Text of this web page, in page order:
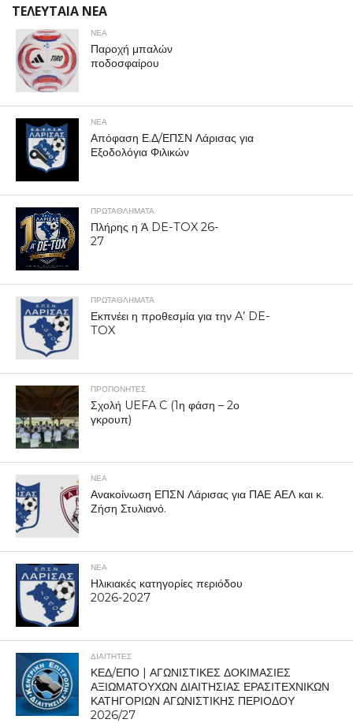
ΤΕΛΕΥΤΑΙΑ ΝΕΑ
ΝΕΑ
Παροχή μπαλών
ποδοσφαίρου
ΝΕΑ
Απόφαση Ε.Δ/ΕΠΣΝ Λάρισας για
Εξοδολόγια Φιλικών
ΠΡΩΤΑΘΛΉΜΑΤΑ
Πλήρης η Ά DE-TOX 26-
27
ΠΡΩΤΑΘΛΉΜΑΤΑ
Εκπνέει η προθεσμία για την A’ DE-
TOX
ΠΡΟΠΟΝΗΤΈΣ
Σχολή UEFA C (1η φάση – 2ο
γκρουπ)
ΝΕΑ
Ανακοίνωση ΕΠΣΝ Λάρισας για ΠΑΕ ΑΕΛ και κ.
Ζήση Στυλιανό.
ΝΕΑ
Ηλικιακές κατηγορίες περιόδου
2026-2027
ΔΙΑΙΤΗΤΕΣ
ΚΕΔ/ΕΠΟ | ΑΓΩΝΙΣΤΙΚΕΣ ΔΟΚΙΜΑΣΙΕΣ
ΑΞΙΩΜΑΤΟΥΧΩΝ ΔΙΑΙΤΗΣΙΑΣ ΕΡΑΣΙΤΕΧΝΙΚΩΝ
ΚΑΤΗΓΟΡΙΩΝ ΑΓΩΝΙΣΤΙΚΗΣ ΠΕΡΙΟΔΟΥ
2026/27